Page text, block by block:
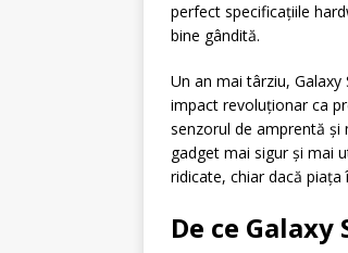
perfect specificațiile
bine gândită.
Un an mai târziu,
impact revoluționar ca
senzorul de amprentă
gadget mai sigur și mai
ridicate, chiar dacă piața
De ce